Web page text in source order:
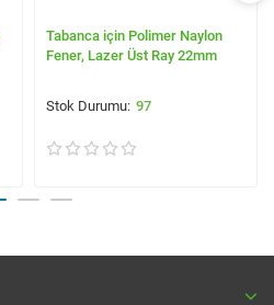
Tabanca için Polimer Naylon
Fener, Lazer Üst Ray 22mm
97